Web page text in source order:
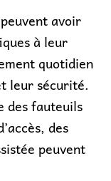
avoir
à leur
quotidien
leur sécurité.
des fauteuils
des
peuvent